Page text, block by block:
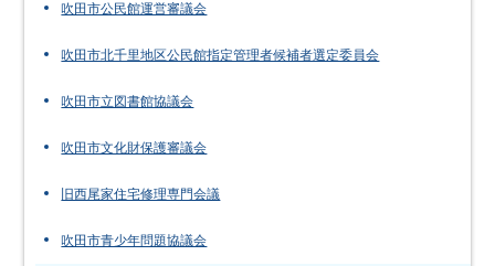
吹田市公民館運営審議会
吹田市北千里地区公民館指定管理者候補者選定委員会
吹田市立図書館協議会
吹田市文化財保護審議会
旧西尾家住宅修理専門会議
吹田市青少年問題協議会